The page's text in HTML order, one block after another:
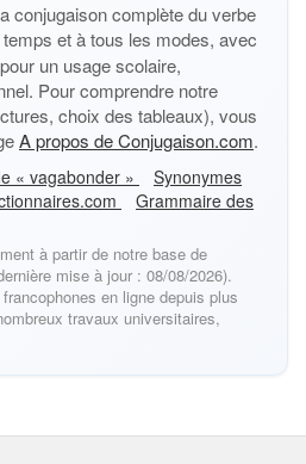
conjugaison complète du verbe
et à tous les modes, avec
un usage scolaire,
Pour comprendre notre
choix des tableaux), vous
A propos de Conjugaison.com.
« vagabonder »
Synonymes
Grammaire des
à partir de notre base de
mise à jour : 08/08/2026).
en ligne depuis plus
travaux universitaires,